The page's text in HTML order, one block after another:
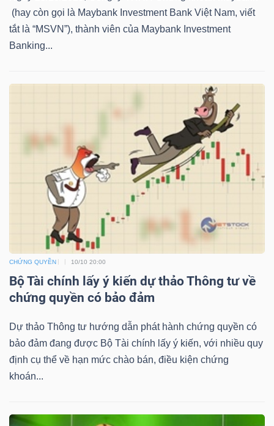
(hay còn gọi là Maybank Investment Bank Việt Nam, viết
tắt là “MSVN”), thành viên của Maybank Investment
Banking...
CHỨNG QUYỀN 10/10 20:00
Bộ Tài chính lấy ý kiến dự thảo Thông tư về
chứng quyền có bảo đảm
Dự thảo Thông tư hướng dẫn phát hành chứng quyền có
bảo đảm đang được Bộ Tài chính lấy ý kiến, với nhiều quy
định cụ thể về hạn mức chào bán, điều kiện chứng
khoán...
LƯỢNG
NGHIỆP
TIÊU
DÙNG
THIẾT